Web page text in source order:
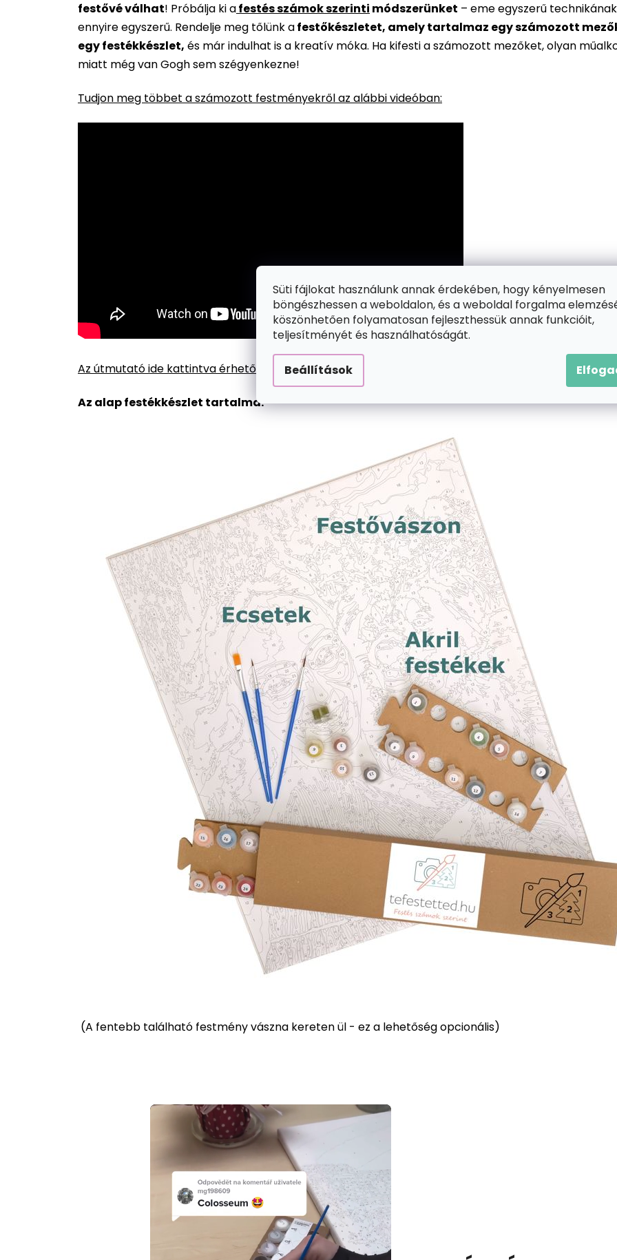
Süti fájlokat használunk annak érdekében, hogy kényelmesen
böngészhessen a weboldalon, és a weboldal forgalma
köszönhetően folyamatosan fejleszthessük annak funkcióit,
teljesítményét és használhatóságát.
Beállítások
festővé válhat! Próbálja ki afestés számok szerinti módszerünket – eme egyszerű
ennyire egyszerű. Rendelje meg tőlünk afestőkészletet, amely tartalmaz egy számozott
egy festékkészlet, és már indulhat is a kreatív móka. Ha kifesti a számozott mezőket, olyan
miatt még van Gogh sem szégyenkezne!
Tudjon meg többet a számozott festményekről az alábbi videóban:
Az útmutató ide kattintva érhető el.
Az alap festékkészlet tartalma:
(A fentebb található festmény vászna kereten ül - ez a lehetőség opcionális)